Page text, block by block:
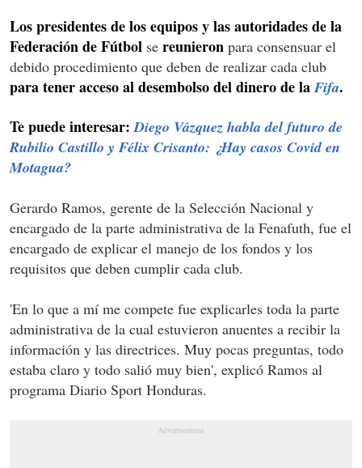
Los presidentes de los equipos y las autoridades de la
Federación de Fútbol se reunieron para consensuar el
debido procedimiento que deben de realizar cada club
para tener acceso al desembolso del dinero de la Fifa.
Te puede interesar:Diego Vázquez habla del futuro de
Rubilio Castillo y Félix Crisanto: ¿Hay casos Covid en
Motagua?
Gerardo Ramos, gerente de la Selección Nacional y
encargado de la parte administrativa de la Fenafuth, fue el
encargado de explicar el manejo de los fondos y los
requisitos que deben cumplir cada club.
'En lo que a mí me compete fue explicarles toda la parte
administrativa de la cual estuvieron anuentes a recibir la
información y las directrices. Muy pocas preguntas, todo
estaba claro y todo salió muy bien', explicó Ramos al
programa Diario Sport Honduras.